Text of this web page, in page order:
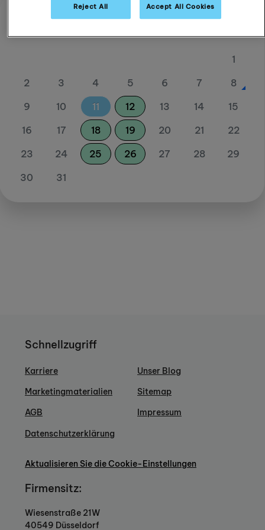
August 26
1
2
3 4 5 6 7
8
9
10 11 12 13 14
15
16
17 18 19 20 21
22
23
24 25 26 27 28
29
30
31
Schnellzugriff
Karriere
Marketingmaterialien
AGB
Datenschutzerklärung
Unser Blog
Sitemap
Impressum
Aktualisieren Sie die Cookie-Einstellungen
Firmensitz:
Wiesenstraße 21W
40549 Düsseldorf
Reject All Accept All Cookies